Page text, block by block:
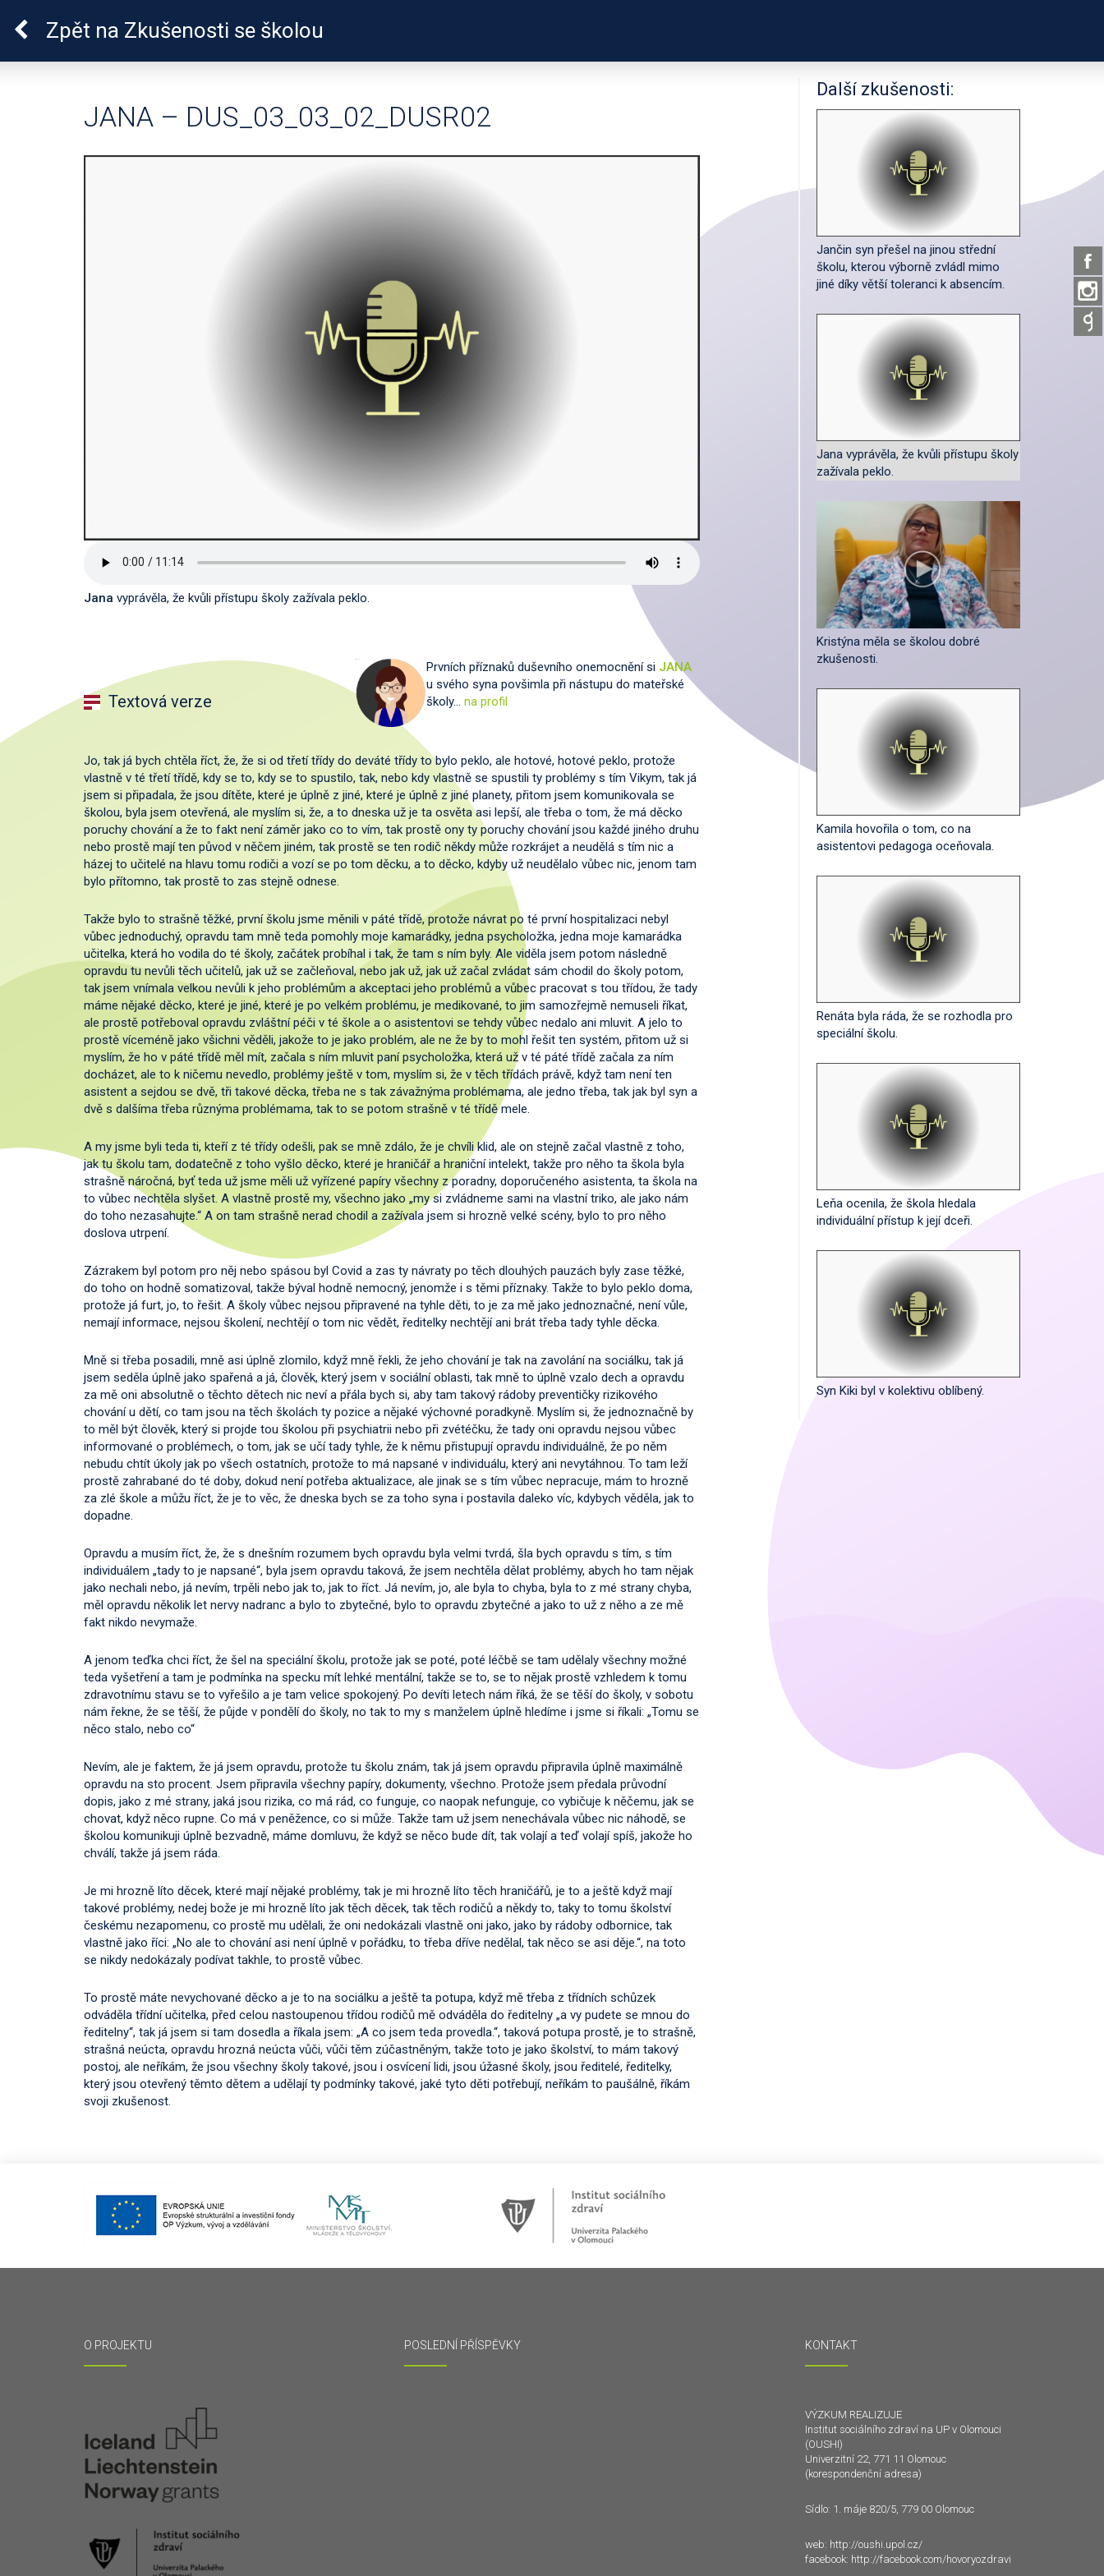
Pro zdraví duše
Zpět na Zkušenosti se školou
JANA – DUS_03_03_02_DUSR02
Jana vyprávěla, že kvůli přístupu školy zažívala peklo.
Textová verze
Prvních příznaků duševního onemocnění si JANA
u svého syna povšimla při nástupu do mateřské
školy… na profil
Jo, tak já bych chtěla říct, že, že si od třetí třídy do deváté třídy to bylo peklo, ale hotové, hotové peklo, protože
vlastně v té třetí třídě, kdy se to, kdy se to spustilo, tak, nebo kdy vlastně se spustili ty problémy s tím Vikym, tak já
jsem si připadala, že jsou dítěte, které je úplně z jiné, které je úplně z jiné planety, přitom jsem komunikovala se
školou, byla jsem otevřená, ale myslím si, že, a to dneska už je ta osvěta asi lepší, ale třeba o tom, že má děcko
poruchy chování a že to fakt není záměr jako co to vím, tak prostě ony ty poruchy chování jsou každé jiného druhu
nebo prostě mají ten původ v něčem jiném, tak prostě se ten rodič někdy může rozkrájet a neudělá s tím nic a
házej to učitelé na hlavu tomu rodiči a vozí se po tom děcku, a to děcko, kdyby už neudělalo vůbec nic, jenom tam
bylo přítomno, tak prostě to zas stejně odnese.
Takže bylo to strašně těžké, první školu jsme měnili v páté třídě, protože návrat po té první hospitalizaci nebyl
vůbec jednoduchý, opravdu tam mně teda pomohly moje kamarádky, jedna psycholožka, jedna moje kamarádka
učitelka, která ho vodila do té školy, začátek probíhal i tak, že tam s ním byly. Ale viděla jsem potom následně
opravdu tu nevůli těch učitelů, jak už se začleňoval, nebo jak už, jak už začal zvládat sám chodil do školy potom,
tak jsem vnímala velkou nevůli k jeho problémům a akceptaci jeho problémů a vůbec pracovat s tou třídou, že tady
máme nějaké děcko, které je jiné, které je po velkém problému, je medikované, to jim samozřejmě nemuseli říkat,
ale prostě potřeboval opravdu zvláštní péči v té škole a o asistentovi se tehdy vůbec nedalo ani mluvit. A jelo to
prostě víceméně jako všichni věděli, jakože to je jako problém, ale ne že by to mohl řešit ten systém, přitom už si
myslím, že ho v páté třídě měl mít, začala s ním mluvit paní psycholožka, která už v té páté třídě začala za ním
docházet, ale to k ničemu nevedlo, problémy ještě v tom, myslím si, že v těch třídách právě, když tam není ten
asistent a sejdou se dvě, tři takové děcka, třeba ne s tak závažnýma problémama, ale jedno třeba, tak jak byl syn a
dvě s dalšíma třeba různýma problémama, tak to se potom strašně v té třídě mele.
A my jsme byli teda ti, kteří z té třídy odešli, pak se mně zdálo, že je chvíli klid, ale on stejně začal vlastně z toho,
jak tu školu tam, dodatečně z toho vyšlo děcko, které je hraničář a hraniční intelekt, takže pro něho ta škola byla
strašně náročná, byť teda už jsme měli už vyřízené papíry všechny z poradny, doporučeného asistenta, ta škola na
to vůbec nechtěla slyšet. A vlastně prostě my, všechno jako „my si zvládneme sami na vlastní triko, ale jako nám
do toho nezasahujte.“ A on tam strašně nerad chodil a zažívala jsem si hrozně velké scény, bylo to pro něho
doslova utrpení.
Zázrakem byl potom pro něj nebo spásou byl Covid a zas ty návraty po těch dlouhých pauzách byly zase těžké,
do toho on hodně somatizoval, takže býval hodně nemocný, jenomže i s těmi příznaky. Takže to bylo peklo doma,
protože já furt, jo, to řešit. A školy vůbec nejsou připravené na tyhle děti, to je za mě jako jednoznačné, není vůle,
nemají informace, nejsou školení, nechtějí o tom nic vědět, ředitelky nechtějí ani brát třeba tady tyhle děcka.
Mně si třeba posadili, mně asi úplně zlomilo, když mně řekli, že jeho chování je tak na zavolání na sociálku, tak já
jsem seděla úplně jako spařená a já, člověk, který jsem v sociální oblasti, tak mně to úplně vzalo dech a opravdu
za mě oni absolutně o těchto dětech nic neví a přála bych si, aby tam takový rádoby preventičky rizikového
chování u dětí, co tam jsou na těch školách ty pozice a nějaké výchovné poradkyně. Myslím si, že jednoznačně by
to měl být člověk, který si projde tou školou při psychiatrii nebo při zvétéčku, že tady oni opravdu nejsou vůbec
informované o problémech, o tom, jak se učí tady tyhle, že k němu přistupují opravdu individuálně, že po něm
nebudu chtít úkoly jak po všech ostatních, protože to má napsané v individuálu, který ani nevytáhnou. To tam leží
prostě zahrabané do té doby, dokud není potřeba aktualizace, ale jinak se s tím vůbec nepracuje, mám to hrozně
za zlé škole a můžu říct, že je to věc, že dneska bych se za toho syna i postavila daleko víc, kdybych věděla, jak to
dopadne.
Opravdu a musím říct, že, že s dnešním rozumem bych opravdu byla velmi tvrdá, šla bych opravdu s tím, s tím
individuálem „tady to je napsané“, byla jsem opravdu taková, že jsem nechtěla dělat problémy, abych ho tam nějak
jako nechali nebo, já nevím, trpěli nebo jak to, jak to říct. Já nevím, jo, ale byla to chyba, byla to z mé strany chyba,
měl opravdu několik let nervy nadranc a bylo to zbytečné, bylo to opravdu zbytečné a jako to už z něho a ze mě
fakt nikdo nevymaže.
A jenom teďka chci říct, že šel na speciální školu, protože jak se poté, poté léčbě se tam udělaly všechny možné
teda vyšetření a tam je podmínka na specku mít lehké mentální, takže se to, se to nějak prostě vzhledem k tomu
zdravotnímu stavu se to vyřešilo a je tam velice spokojený. Po devíti letech nám říká, že se těší do školy, v sobotu
nám řekne, že se těší, že půjde v pondělí do školy, no tak to my s manželem úplně hledíme i jsme si říkali: „Tomu se
něco stalo, nebo co“
Nevím, ale je faktem, že já jsem opravdu, protože tu školu znám, tak já jsem opravdu připravila úplně maximálně
opravdu na sto procent. Jsem připravila všechny papíry, dokumenty, všechno. Protože jsem předala průvodní
dopis, jako z mé strany, jaká jsou rizika, co má rád, co funguje, co naopak nefunguje, co vybičuje k něčemu, jak se
chovat, když něco rupne. Co má v peněžence, co si může. Takže tam už jsem nenechávala vůbec nic náhodě, se
školou komunikuji úplně bezvadně, máme domluvu, že když se něco bude dít, tak volají a teď volají spíš, jakože ho
chválí, takže já jsem ráda.
Je mi hrozně líto děcek, které mají nějaké problémy, tak je mi hrozně líto těch hraničářů, je to a ještě když mají
takové problémy, nedej bože je mi hrozně líto jak těch děcek, tak těch rodičů a někdy to, taky to tomu školství
českému nezapomenu, co prostě mu udělali, že oni nedokázali vlastně oni jako, jako by rádoby odbornice, tak
vlastně jako říci: „No ale to chování asi není úplně v pořádku, to třeba dříve nedělal, tak něco se asi děje.“, na toto
se nikdy nedokázaly podívat takhle, to prostě vůbec.
To prostě máte nevychované děcko a je to na sociálku a ještě ta potupa, když mě třeba z třídních schůzek
odváděla třídní učitelka, před celou nastoupenou třídou rodičů mě odváděla do ředitelny „a vy pudete se mnou do
ředitelny“, tak já jsem si tam dosedla a říkala jsem: „A co jsem teda provedla.“, taková potupa prostě, je to strašně,
strašná neúcta, opravdu hrozná neúcta vůči, vůči těm zúčastněným, takže toto je jako školství, to mám takový
postoj, ale neříkám, že jsou všechny školy takové, jsou i osvícení lidi, jsou úžasné školy, jsou ředitelé, ředitelky,
který jsou otevřený těmto dětem a udělají ty podmínky takové, jaké tyto děti potřebují, neříkám to paušálně, říkám
svoji zkušenost.
Další zkušenosti:
Jančin syn přešel na jinou střední
školu, kterou výborně zvládl mimo
jiné díky větší toleranci k absencím.
Jana vyprávěla, že kvůli přístupu školy
zažívala peklo.
Kristýna měla se školou dobré
zkušenosti.
Kamila hovořila o tom, co na
asistentovi pedagoga oceňovala.
Renáta byla ráda, že se rozhodla pro
speciální školu.
Leňa ocenila, že škola hledala
individuální přístup k její dceři.
Syn Kiki byl v kolektivu oblíbený.
O PROJEKTU POSLEDNÍ PŘÍSPĚVKY KONTAKT
VÝZKUM REALIZUJE
Institut sociálního zdraví na UP v Olomouci
(OUSHI)
Univerzitní 22, 771 11 Olomouc
(korespondenční adresa)
Sídlo: 1. máje 820/5, 779 00 Olomouc
web: http://oushi.upol.cz/
facebook: http://facebook.com/hovoryozdravi